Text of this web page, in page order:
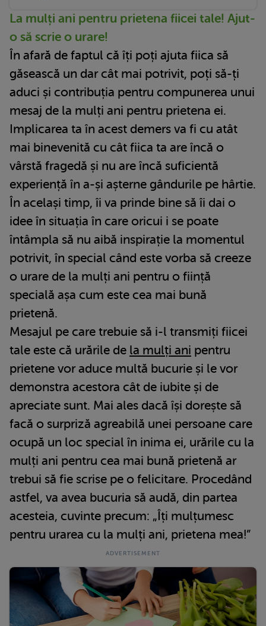
La mulți ani pentru prietena fiicei tale! Ajut-
o să scrie o urare!
În afară de faptul că îți poți ajuta fiica să
găsească un dar cât mai potrivit, poți să-ți
aduci și contribuția pentru compunerea unui
mesaj de la mulți ani pentru prietena ei.
Implicarea ta în acest demers va fi cu atât
mai binevenită cu cât fiica ta are încă o
vârstă fragedă și nu are încă suficientă
experiență în a-și așterne gândurile pe hârtie.
În același timp, îi va prinde bine să îi dai o
idee în situația în care oricui i se poate
întâmpla să nu aibă inspirație la momentul
potrivit, în special când este vorba să creeze
o urare de la mulți ani pentru o ființă
specială așa cum este cea mai bună
prietenă.
Mesajul pe care trebuie să i-l transmiți fiicei
tale este că urările de la mulți ani pentru
prietene vor aduce multă bucurie și le vor
demonstra acestora cât de iubite și de
apreciate sunt. Mai ales dacă își dorește să
facă o surpriză agreabilă unei persoane care
ocupă un loc special în inima ei, urările cu la
mulți ani pentru cea mai bună prietenă ar
trebui să fie scrise pe o felicitare. Procedând
astfel, va avea bucuria să audă, din partea
acesteia, cuvinte precum: „Îți mulțumesc
pentru urarea cu la mulți ani, prietena mea!”